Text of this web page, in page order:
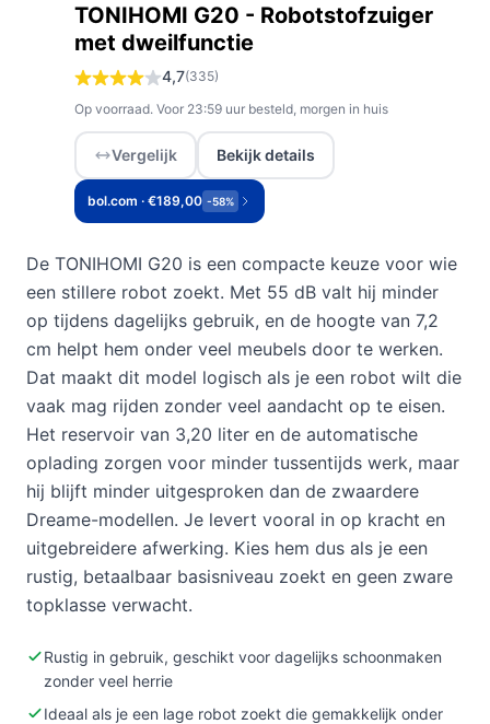
TONIHOMI G20 - Robotstofzuiger
met dweilfunctie
4,7(335)
Op voorraad. Voor 23:59 uur besteld, morgen in huis
Vergelijk Bekijk details
bol.com · €189,00 -58%
De TONIHOMI G20 is een compacte keuze voor wie
een stillere robot zoekt. Met 55 dB valt hij minder
op tijdens dagelijks gebruik, en de hoogte van 7,2
cm helpt hem onder veel meubels door te werken.
Dat maakt dit model logisch als je een robot wilt die
vaak mag rijden zonder veel aandacht op te eisen.
Het reservoir van 3,20 liter en de automatische
oplading zorgen voor minder tussentijds werk, maar
hij blijft minder uitgesproken dan de zwaardere
Dreame-modellen. Je levert vooral in op kracht en
uitgebreidere afwerking. Kies hem dus als je een
rustig, betaalbaar basisniveau zoekt en geen zware
topklasse verwacht.
Rustig in gebruik, geschikt voor dagelijks schoonmaken
zonder veel herrie
Ideaal als je een lage robot zoekt die gemakkelijk onder